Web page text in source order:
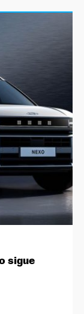
sigue